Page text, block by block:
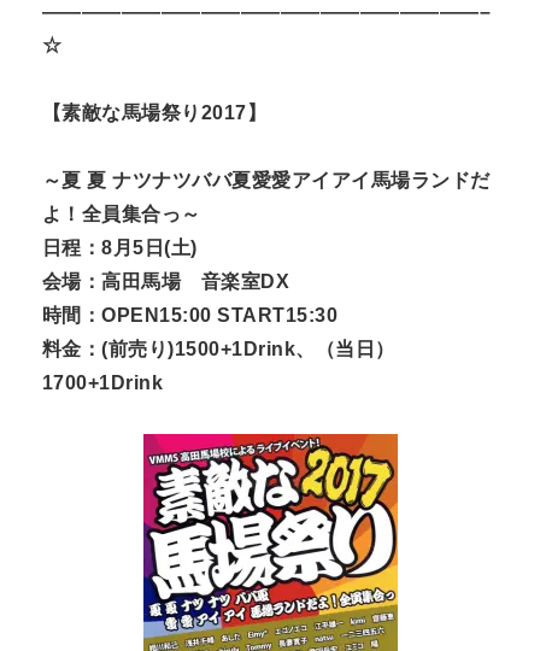
——————————————————————–
☆
【素敵な馬場祭り2017】
～夏 夏 ナツナツババ夏愛愛アイアイ馬場ランドだ
よ！全員集合っ～
日程：8月5日(土)
会場：高田馬場 音楽室DX
時間：OPEN15:00 START15:30
料金：(前売り)1500+1Drink、（当日）
1700+1Drink